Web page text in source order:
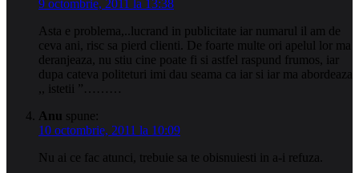
9 octombrie, 2011 la 13:38
Asta e problema,..lucrand in publicitate iar numarul il am de
ceva ani, risc sa pierd clienti. De foarte multe ori apelul lor ma
deranjeaza, nu stiu cine poate fi si astfel raspund frumos, iar
dupa cateva politeturi imi dau seama ca iar si iar ma abordeaza
,, istetii ”………
Anu spune:
10 octombrie, 2011 la 10:09
Nu ai ce fac atunci, trebuie sa te obisnuiesti in a-i refuza.